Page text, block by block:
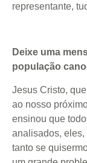
representante,
Deixe uma
população
Jesus Cristo,
ao nosso
ensinou que
analisados, eles,
tanto se